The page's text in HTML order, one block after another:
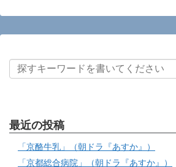
最近の投稿
「京酪牛乳」（朝ドラ『あすか』）
「京都総合病院」（朝ドラ『あすか』）